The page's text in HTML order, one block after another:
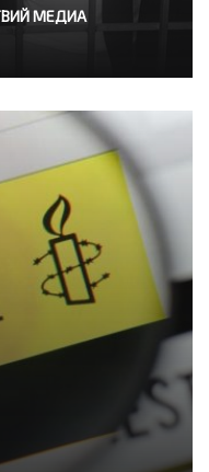
МЕДИА